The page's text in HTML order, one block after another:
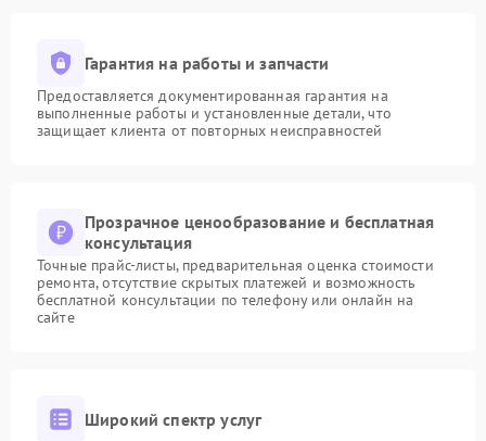
Гарантия на работы и запчасти
Предоставляется документированная гарантия на
выполненные работы и установленные детали, что
защищает клиента от повторных неисправностей
Прозрачное ценообразование и бесплатная
консультация
Точные прайс-листы, предварительная оценка стоимости
ремонта, отсутствие скрытых платежей и возможность
бесплатной консультации по телефону или онлайн на
сайте
Широкий спектр услуг